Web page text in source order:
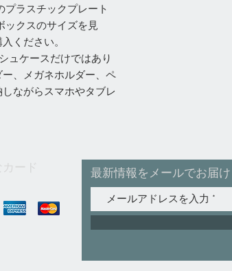
プラスチックプレート
ックスのサイズを見
ください。
ュケースだけではあり
、メガネホルダー、ペ
ながらスマホやタブレ
ード 最新情報をメールでお届